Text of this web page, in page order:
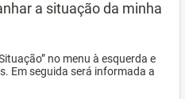
a situação da minha
no menu à esquerda e
Em seguida será informada a